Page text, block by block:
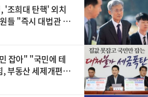
'조희대 탄핵' 외치
들 "즉시 대법관 제
잡아" "국민에 테
부동산 세제개편안